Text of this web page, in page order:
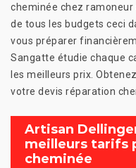
cheminée chez
de tous les budgets ceci
vous préparer
Sangatte étudie chaque
les meilleurs prix.
votre devis réparation
Artisan
meilleurs tarifs
cheminée